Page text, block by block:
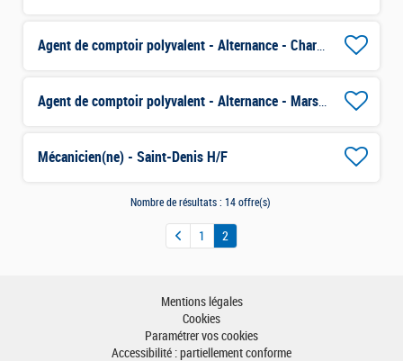
Agent de comptoir polyvalent - Alternance - Charenton H/F
Agent de comptoir polyvalent - Alternance - Marseille H/F
Mécanicien(ne) - Saint-Denis H/F
Nombre de résultats : 14 offre(s)
1 2
Mentions légales
Cookies
Paramétrer vos cookies
Accessibilité : partiellement conforme